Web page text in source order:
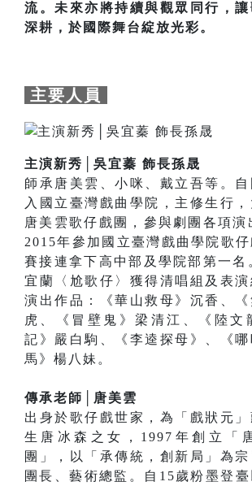
流。未來亦將持續與觀眾同行，
深耕，於國際舞台綻放光彩。
主要人員
主演新秀│吳宜蓁 飾長孫晟
師承唐美雲、小咪、戴立吾等。
入國立臺灣戲曲學院，主修生行，
唐美雲歌仔戲團，參與劇團各項演
2015年參加國立臺灣戲曲學院歌
賽接連拿下高中部及學院部第一名
宜蘭〈尬歌仔〉獲得清唱組及表演
演出作品：《華山救母》沉香、
虎、《冒壁鬼》梁清江、《陸文
記》嚴白駒、《李逵探母》、《
馬》楊八妹。
傳承老師│唐美雲
出身於歌仔戲世家，為「戲狀元
生唐冰森之女，1997年創立「
團」，以「承傳統，創新局」為宗
團長、藝術總監。自15歲粉墨登